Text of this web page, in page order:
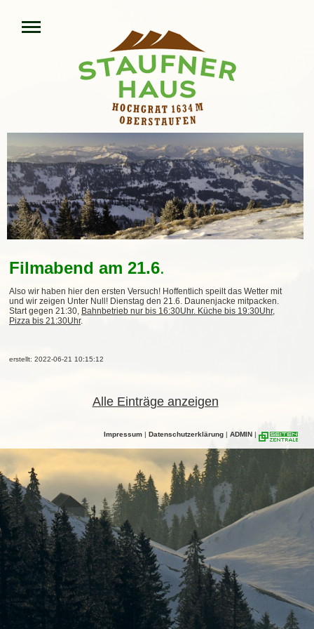
Filmabend am 21.6.
Also wir haben hier den ersten Versuch! Hoffentlich speilt das Wetter mit
und wir zeigen Unter Null! Dienstag den 21.6. Daunenjacke mitpacken.
Start gegen 21:30, Bahnbetrieb nur bis 16:30Uhr. Küche bis 19:30Uhr,
Pizza bis 21:30Uhr.
erstellt: 2022-06-21 10:15:12
Alle Einträge anzeigen
Impressum | Datenschutzerklärung | ADMIN |